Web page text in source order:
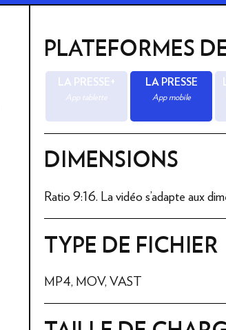
PLATEFORMES
LA PRESSE+
App tablette
LA PRESSE
App mobile
DIMENSIONS
Ratio 9:16. La vidéo s'adapte aux
TYPE DE FICHIER
MP4, MOV, VAST